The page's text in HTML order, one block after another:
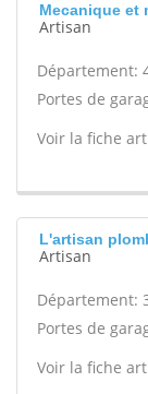
Mecanique et
Artisan
Département:
Portes de
Voir la fiche
L'artisan
Artisan
Département:
Portes de
Voir la fiche